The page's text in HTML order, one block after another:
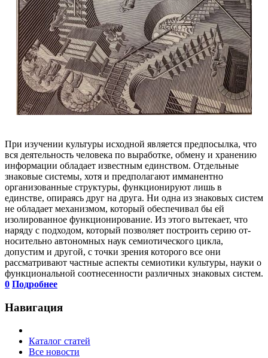
При изучении культуры исходной является предпосылка, что
вся дея­тельность человека по выработке, обмену и хранению
информации обладает известным единством. Отдельные
знаковые системы, хотя и предполагают имманентно
организованные структуры, функционируют лишь в
единстве, опираясь друг на друга. Ни одна из знаковых систем
не обладает механизмом, который обеспечивал бы ей
изолированное функционирование. Из этого вытекает, что
наряду с подходом, который позволяет построить серию от­
носительно автономных наук семиотического цикла,
допустим и другой, с точки зрения которого все они
рассматривают частные аспекты семиотики культуры, науки о
функциональной соотнесенности различных знаковых систем.
0 Подробнее
Навигация
Каталог статей
Все новости